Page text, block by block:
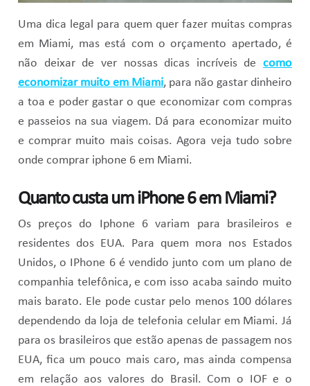
Uma dica legal para quem quer fazer muitas compras
em Miami, mas está com o orçamento apertado, é
não deixar de ver nossas dicas incríveis decomo
economizar muito em Miami, para não gastar dinheiro
a toa e poder gastar o que economizar com compras
e passeios na sua viagem. Dá para economizar muito
e comprar muito mais coisas. Agora veja tudo sobre
onde comprar iphone 6 em Miami.
Quanto custa um iPhone 6 em Miami?
Os preços do Iphone 6 variam para brasileiros e
residentes dos EUA. Para quem mora nos Estados
Unidos, o IPhone 6 é vendido junto com um plano de
companhia telefônica, e com isso acaba saindo muito
mais barato. Ele pode custar pelo menos 100 dólares
dependendo da loja de telefonia celular em Miami. Já
para os brasileiros que estão apenas de passagem nos
EUA, fica um pouco mais caro, mas ainda compensa
em relação aos valores do Brasil. Com o IOF e o